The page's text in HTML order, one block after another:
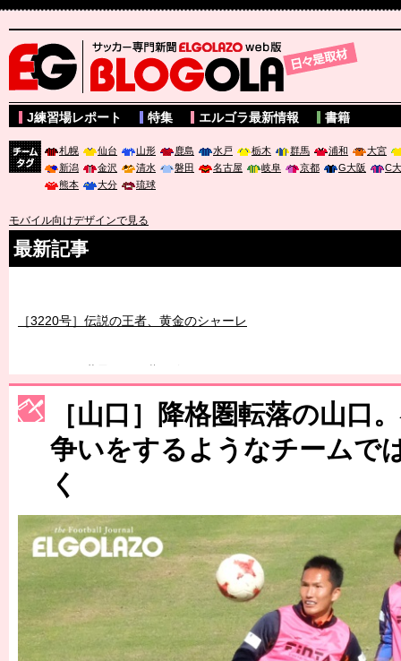
サッカー専門新聞ELGOLAZO web版 BLOGOLA
J練習場レポート 特集 エルゴラ最新情報 書籍
札幌 仙台 山形 鹿島 水戸 栃木 群馬 浦和
大宮
新潟
金沢 清水 磐田 名古屋 岐阜 京都 G大阪
C
熊本
大分 琉球
モバイル向けデザインで見る
最新記事
［3220号］伝説の王者、黄金のシャーレ
［3230号］世界一への夢は終わらない
［3223号］一丸。日本出陣
［3222号］史上最大のW杯開幕 注目は「個」
長谷川 アーリアジャスールさんがシンポジウム「気候変動から命
［山口］降格圏転落の山口
争いをするようなチームで
く